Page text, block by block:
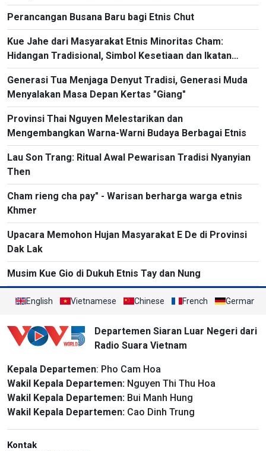
Perancangan Busana Baru bagi Etnis Chut
Kue Jahe dari Masyarakat Etnis Minoritas Cham:
Hidangan Tradisional, Simbol Kesetiaan dan Ikatan
Komunitas
Generasi Tua Menjaga Denyut Tradisi, Generasi Muda
Menyalakan Masa Depan Kertas "Giang"
Provinsi Thai Nguyen Melestarikan dan
Mengembangkan Warna-Warni Budaya Berbagai Etnis
Lau Son Trang: Ritual Awal Pewarisan Tradisi Nyanyian
Then
Cham rieng cha pay" - Warisan berharga warga etnis
Khmer
Upacara Memohon Hujan Masyarakat E De di Provinsi
Dak Lak
Musim Kue Gio di Dukuh Etnis Tay dan Nung
English Vietnamese Chinese French German
Departemen Siaran Luar Negeri dari
Radio Suara Vietnam
Kepala Departemen: Pho Cam Hoa
Wakil Kepala Departemen: Nguyen Thi Thu Hoa
Wakil Kepala Departemen: Bui Manh Hung
Wakil Kepala Departemen: Cao Dinh Trung
Kontak